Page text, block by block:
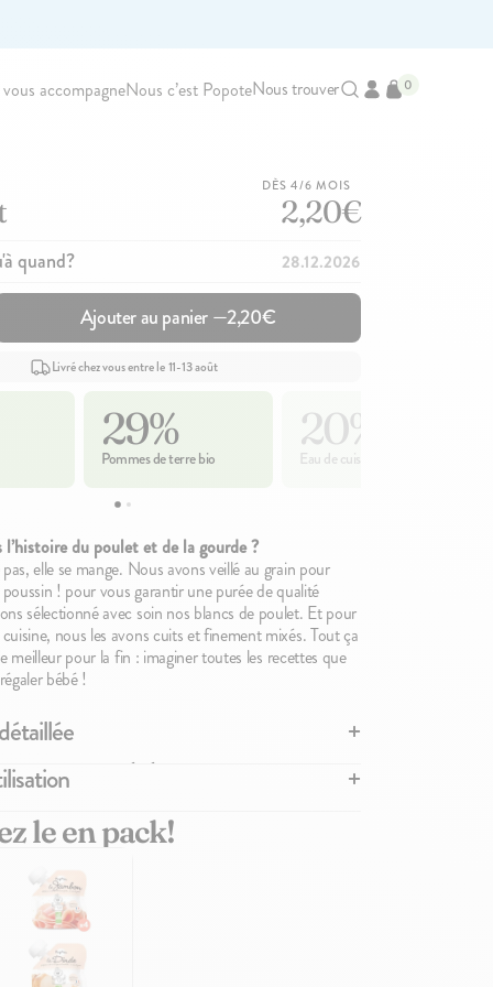
accompagneNous c’est PopoteNous trouver
83avis
2,10€
0
Ajouté au panier
DÈS 4/6 MOIS
2,20€
quand? 28.12.2026
Ajouter au panier —2,20€
Livré chez vous entre le 11-13 août
29%
Pommes de terre bio
20%
Eau de cuisson
l’histoire du poulet et de la gourde ?
elle se mange. Nous avons veillé au grain pour
! pour vous garantir une purée de qualité
sélectionné avec soin nos blancs de poulet. Et pour
nous les avons cuits et finement mixés. Tout ça
meilleur pour la fin : imaginer toutes les recettes que
bébé !
POUR BÉBÉ DE POPOTE
pour notre petit poulet !
dans
de viandes 100% bio de Popote. Simplement
mixées, les viandes sont mélangées avec de la
la texture et ... c'est tout !
serait plus sympa de passer du temps avec Bébé
n'a pas été réchauffée, elle se conserve à température
36 heures au réfrigérateur après ouverture.
elle peut être réutilisée sous condition de
les ingrédients, cette petite gourde est
A conformément à la réglementation et
atmosphère protectrice.
le en pack!